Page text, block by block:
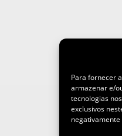
Para fornecer
armazenar e/
tecnologias
exclusivos